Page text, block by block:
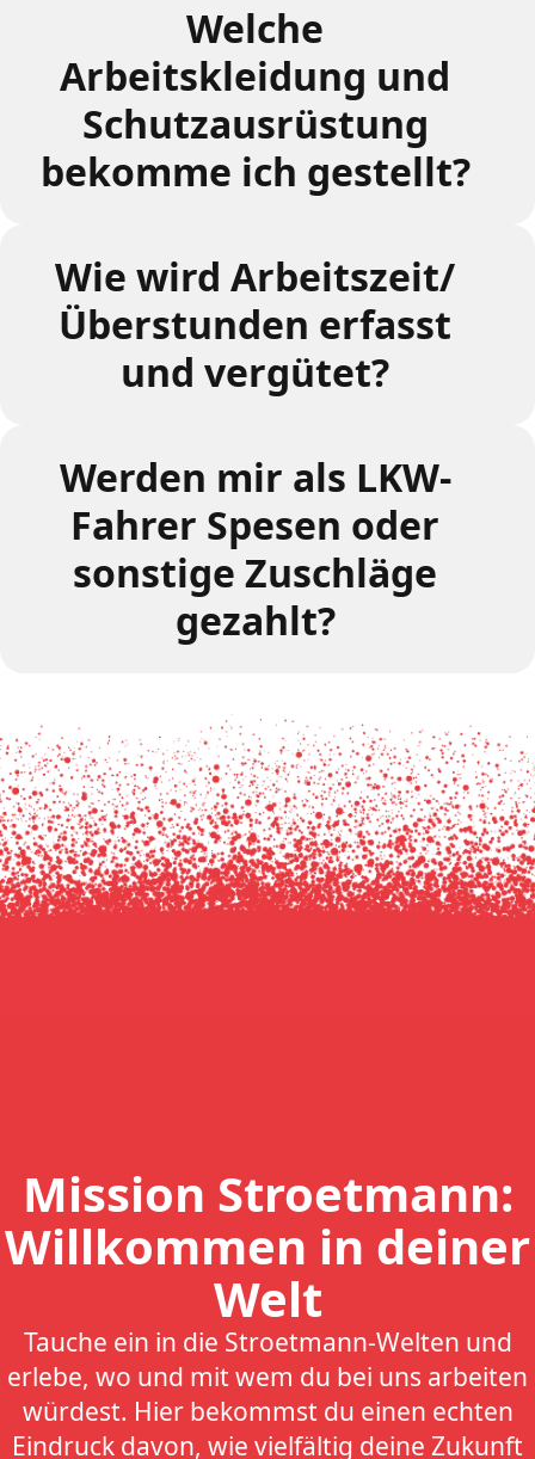
Welche
Arbeitskleidung und
Schutzausrüstung
bekomme ich gestellt?
Wie wird Arbeitszeit/
Überstunden erfasst
und vergütet?
Werden mir als LKW-
Fahrer Spesen oder
sonstige Zuschläge
gezahlt?
Mission Stroetmann:
Willkommen in deiner
Welt
Tauche ein in die Stroetmann-Welten und
erlebe, wo und mit wem du bei uns arbeiten
würdest. Hier bekommst du einen echten
Eindruck davon, wie vielfältig deine Zukunft